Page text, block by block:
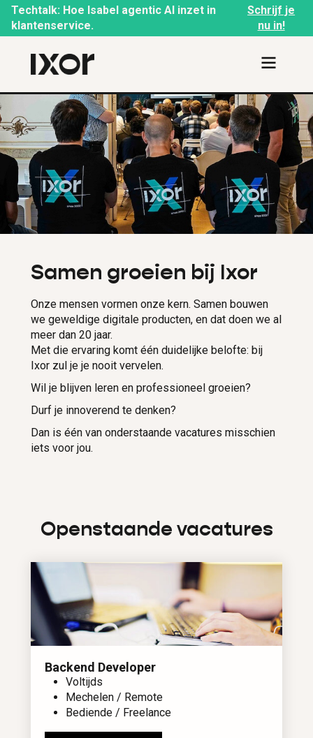
Techtalk: Hoe Isabel agentic AI inzet in
klantenservice.
Schrijf je
nu in!
Samen groeien bij Ixor
Onze mensen vormen onze kern. Samen bouwen
we geweldige digitale producten, en dat doen we al
meer dan 20 jaar.
Met die ervaring komt één duidelijke belofte: bij
Ixor zul je je nooit vervelen.
Wil je blijven leren en professioneel groeien?
Durf je innoverend te denken?
Dan is één van onderstaande vacatures misschien
iets voor jou.
Openstaande vacatures
Backend Developer
Voltijds
Mechelen / Remote
Bediende / Freelance